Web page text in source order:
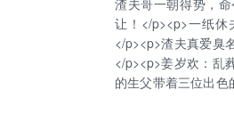
渣夫哥一朝得势，
让！</p><p>一纸
</p><p>渣夫真爱臭
</p><p>姜岁欢：乱
的生父带着三位出